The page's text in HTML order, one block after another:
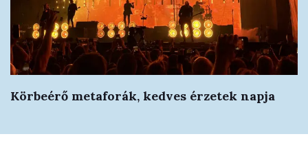
Körbeérő metaforák, kedves érzetek napja